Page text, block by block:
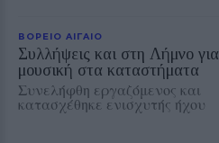
ΒΟΡΕΙΟ ΑΙΓΑΙΟ
Συλλήψεις και στη Λήμνο για
μουσική στα καταστήματα
Συνελήφθη εργαζόμενος και
κατασχέθηκε ενισχυτής ήχου